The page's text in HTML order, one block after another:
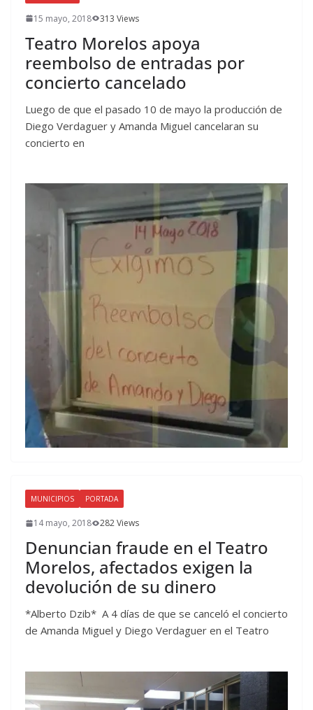
15 mayo, 2018 313 Views
Teatro Morelos apoya
reembolso de entradas por
concierto cancelado
Luego de que el pasado 10 de mayo la producción de
Diego Verdaguer y Amanda Miguel cancelaran su
concierto en
MUNICIPIOS PORTADA
14 mayo, 2018 282 Views
Denuncian fraude en el Teatro
Morelos, afectados exigen la
devolución de su dinero
*Alberto Dzib* A 4 días de que se canceló el concierto
de Amanda Miguel y Diego Verdaguer en el Teatro